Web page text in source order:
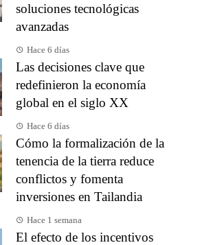
soluciones tecnológicas
avanzadas
Hace 6 días
Las decisiones clave que
redefinieron la economía
global en el siglo XX
Hace 6 días
Cómo la formalización de la
tenencia de la tierra reduce
conflictos y fomenta
inversiones en Tailandia
Hace 1 semana
El efecto de los incentivos